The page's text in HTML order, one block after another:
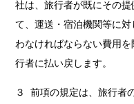
社は、旅行者が既にその
て、運送・宿泊機関等に
わなければならない費用
行者に払い戻します。
３ 前項の規定は、旅行者